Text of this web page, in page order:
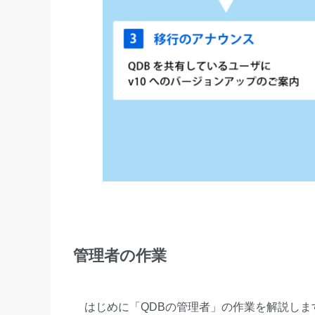
管理者の作業
はじめに「QDBの管理者」の作業を解説しま